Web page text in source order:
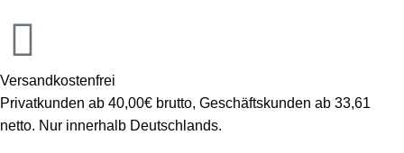
Versandkostenfrei
Privatkunden ab 40,00€ brutto, Geschäftskunden ab 33,61
netto. Nur innerhalb Deutschlands.